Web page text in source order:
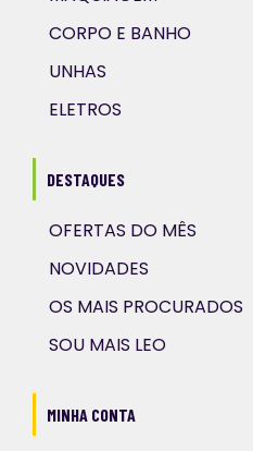
CORPO E BANHO
UNHAS
ELETROS
DESTAQUES
OFERTAS DO MÊS
NOVIDADES
OS MAIS PROCURADOS
SOU MAIS LEO
MINHA CONTA